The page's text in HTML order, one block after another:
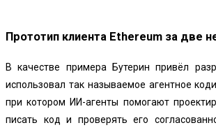
Прототип клиента Ethereum за две
В качестве примера Бутерин привёл
использовал так называемое агентное
при котором ИИ-агенты помогают
писать код и проверять его